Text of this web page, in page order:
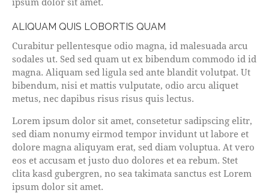
ALIQUAM QUIS LOBORTIS QUAM
Curabitur pellentesque odio magna, id malesuada arcu
sodales ut. Sed sed quam ut ex bibendum commodo id id
magna. Aliquam sed ligula sed ante blandit volutpat. Ut
bibendum, nisi et mattis vulputate, odio arcu aliquet
metus, nec dapibus risus risus quis lectus.
Lorem ipsum dolor sit amet, consetetur sadipscing elitr,
sed diam nonumy eirmod tempor invidunt ut labore et
dolore magna aliquyam erat, sed diam voluptua. At vero
eos et accusam et justo duo dolores et ea rebum. Stet
clita kasd gubergren, no sea takimata sanctus est Lorem
ipsum dolor sit amet.